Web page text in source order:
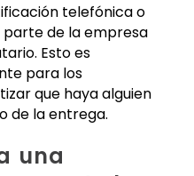
telefónica o
de la empresa
Esto es
para los
que haya alguien
de la entrega.
una